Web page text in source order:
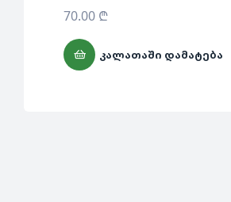
70.00 ₾
ᲙᲐᲚᲐᲗᲐᲨᲘ ᲓᲐᲛᲐᲢᲔᲑᲐ